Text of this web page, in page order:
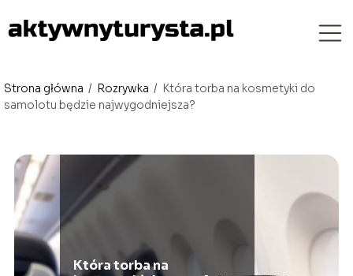
Strona główna / Rozrywka / Która torba na kosmetyki do
samolotu będzie najwygodniejsza?
Która torba na